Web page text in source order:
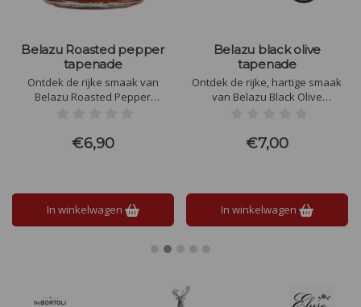
Belazu Roasted pepper
tapenade
Ontdek de rijke smaak van
Belazu Roasted Pepper
geroosterde paprika's en
natuurlijke ingrediënten. Voeg
zomer, het hele jaar door!
€6,90
In winkelwagen
Belazu black olive
tapenade
Ontdek de rijke, hartige smaak
van Belazu Black Olive
zorgvuldig geselecteerde
ingrediënten. Perfect als spread,
en gezond.
€7,00
In winkelwagen